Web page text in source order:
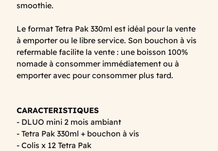
smoothie.
Le format Tetra Pak 330ml est idéal pour la vente
à emporter ou le libre service. Son bouchon à vis
refermable facilite la vente : une boisson 100%
nomade à consommer immédiatement ou à
emporter avec pour consommer plus tard.
CARACTERISTIQUES
- DLUO mini 2 mois ambiant
- Tetra Pak 330ml + bouchon à vis
- Colis x 12 Tetra Pak